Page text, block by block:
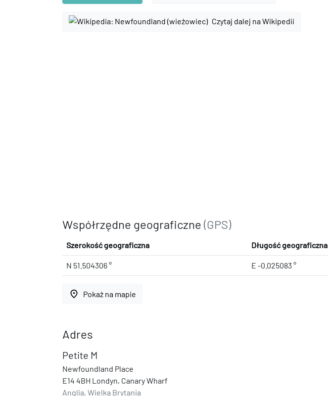
Czytaj dalej na Wikipedii
Współrzędne geograficzne (GPS)
Szerokość geograficzna Długość geograficzna
N 51.504306 ° E -0.025083 °
place Pokaż na mapie
Adres
Petite M
Newfoundland Place
E14 4BH Londyn, Canary Wharf
Anglia, Wielka Brytania